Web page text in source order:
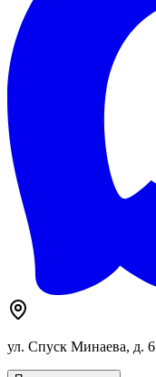
ул. Спуск Минаева, д. 6